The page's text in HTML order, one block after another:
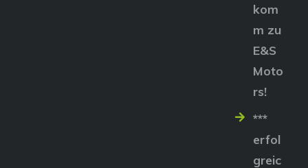
kom
m zu
E&S
Moto
rs!
***
erfol
greic